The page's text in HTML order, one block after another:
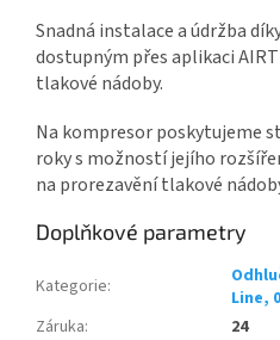
Snadná instalace a údržba
dostupným přes aplikaci
tlakové nádoby.
Na kompresor poskytujeme
roky s možností jejího
na prorezavění tlakové
Doplňkové parametry
Kategorie:
Line,
Záruka:
24